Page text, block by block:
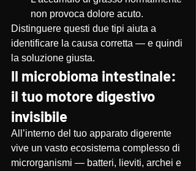
non provoca dolore acuto.
Distinguere questi due tipi aiuta a
identificare la causa corretta — e quindi
la soluzione giusta.
Il microbioma intestinale:
il tuo motore digestivo
invisibile
All’interno del tuo apparato digerente
vive un vasto ecosistema complesso di
microrganismi — batteri, lieviti, archei e